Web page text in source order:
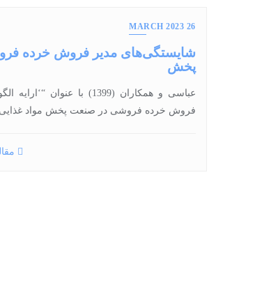
26 MARCH 2023
شایستگی‌های مدیر فروش خرده
پخش
عباسی و همکاران (1399) با
فروش خرده فروشی در صنعت پخش مواد غذایی